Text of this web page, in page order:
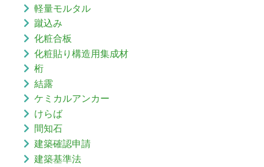
軽量モルタル
蹴込み
化粧合板
化粧貼り構造用集成材
桁
結露
ケミカルアンカー
けらば
間知石
建築確認申請
建築基準法